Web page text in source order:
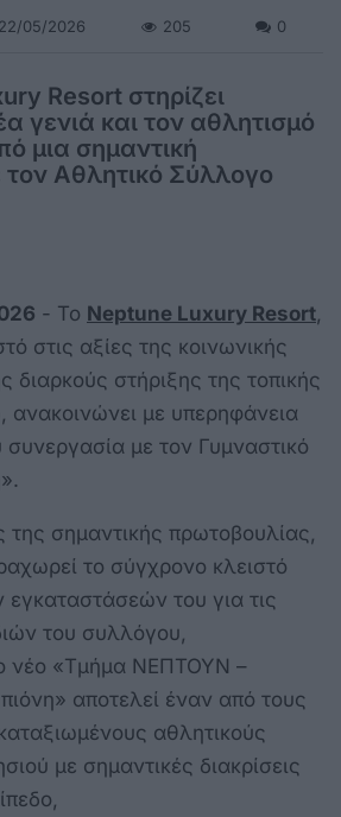
22/05/2026 205 0
Resort στηρίζει
γενιά και τον αθλητισμό
μια σημαντική
Αθλητικό Σύλλογο
- Το Neptune Luxury Resort
στις αξίες της κοινωνικής
διαρκούς στήριξης της τοπικής
ανακοινώνει με υπερηφάνεια
συνεργασία με τον Γυμναστικό
της σημαντικής πρωτοβουλίας,
το σύγχρονο κλειστό
εγκαταστάσεών του για τις
του συλλόγου,
νέο «Τμήμα ΝΕΠΤΟΥΝ –
αποτελεί έναν από τους
αθλητικούς
με σημαντικές διακρίσεις